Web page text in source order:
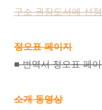
구소 권장도서에 선
정오표 페이지
■ 번역서 정오표 페
소개 동영상